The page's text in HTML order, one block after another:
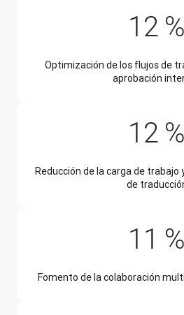
12 %
Optimización de los flujos de
aprobación
12 %
Reducción de la carga de
de
11 %
Fomento de la colaboración